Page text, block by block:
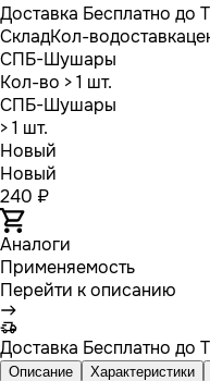
Доставка Бесплатно до
СкладКол-водоставка
СПБ-Шушары
Кол-во > 1 шт.
СПБ-Шушары
> 1 шт.
Новый
Новый
240 ₽
Аналоги
Применяемость
Перейти к описанию
Доставка Бесплатно до
Описание Характеристики